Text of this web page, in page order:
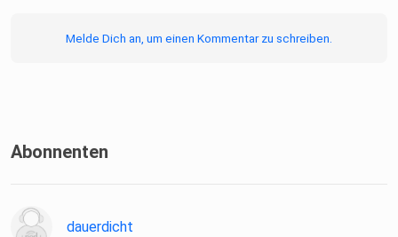
Melde Dich an, um einen Kommentar zu schreiben.
Abonnenten
dauerdicht